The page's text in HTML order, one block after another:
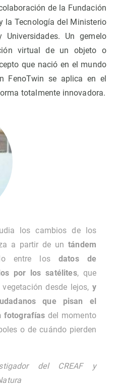
de la Fundación
la Tecnología del Ministerio
Un gemelo
virtual de un objeto o
que nació en el mundo
FenoTwin se aplica en el
totalmente innovadora.
los cambios de los
a partir de untándem
entre los datos de
por los satélites, que
desde lejos, y
que pisan el
fotografías del momento
o de cuándo pierden
del CREAF y